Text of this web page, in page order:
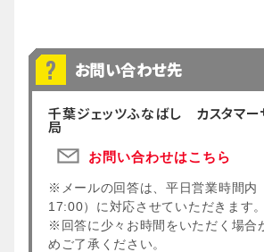
お問い合わせ先
千葉ジェッツふなばし カスタマー
局
お問い合わせはこちら
※メールの回答は、平日営業時間内
17:00）に対応させていただきます。
※回答に少々お時間をいただく場合
めご了承ください。